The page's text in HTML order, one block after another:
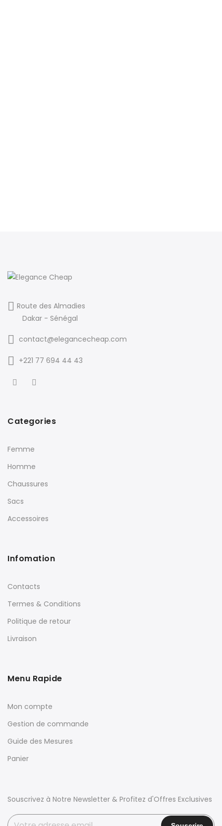
Route des Almadies
Dakar - Sénégal
contact@elegancecheap.com
+221 77 694 44 43
Categories
Femme
Homme
Chaussures
Sacs
Accessoires
Infomation
Contacts
Termes & Conditions
Politique de retour
Livraison
Menu Rapide
Mon compte
Gestion de commande
Guide des Mesures
Panier
Souscrivez à Notre Newsletter & Profitez d'Offres Exclusives